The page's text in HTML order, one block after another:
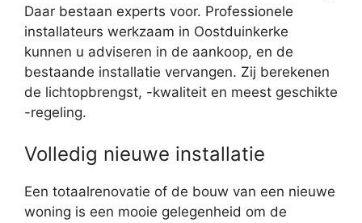
Daar bestaan experts voor. Professionele
installateurs werkzaam in Oostduinkerke
kunnen u adviseren in de aankoop, en de
bestaande installatie vervangen. Zij berekenen
de lichtopbrengst, -kwaliteit en meest geschikte
-regeling.
Volledig nieuwe installatie
Een totaalrenovatie of de bouw van een nieuwe
woning is een mooie gelegenheid om de